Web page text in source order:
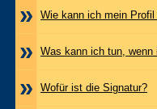
» Wie kann ich mein Profil
» Was kann ich tun,
» Wofür ist die Signatur?